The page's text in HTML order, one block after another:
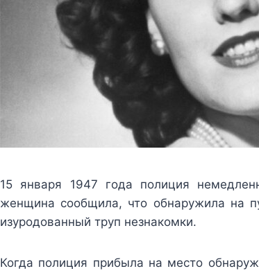
15 января 1947 года полиция
женщина сообщила, что обнаружила на
изуродованный труп незнакомки.
Когда полиция прибыла на место